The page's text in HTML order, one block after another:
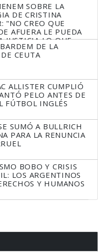
SOBRE LA
DE CRISTINA
"NO CREO QUE
AFUERA LE PUEDA
JUSTICIA LO QUE
HACER" DE LA
CEUTA
ALLISTER CUMPLIÓ
PELO ANTES DE
FÚTBOL INGLÉS
SUMÓ A BULLRICH
PARA LA RENUNCIA
BOBO Y CRISIS
LOS ARGENTINOS
Y HUMANOS